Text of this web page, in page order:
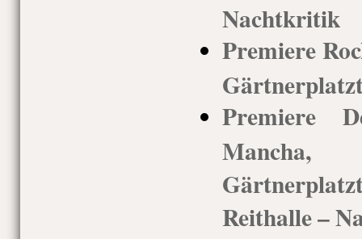
Nachtkritik
Premiere
Premiere
Reithalle –